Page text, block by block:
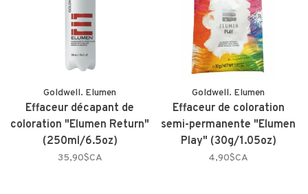
Goldwell. Elumen
Effaceur décapant de
coloration "Elumen Return"
(250ml/6.5oz)
35,90$CA
Goldwell. Elumen
Effaceur de coloration
semi-permanente "Elumen
Play" (30g/1.05oz)
4,90$CA